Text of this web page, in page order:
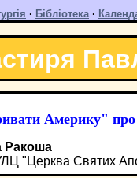
· Бібліотека·
Америку"
Ракоша
"Церква Святих